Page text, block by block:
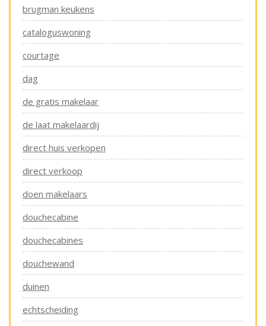
brugman keukens
cataloguswoning
courtage
dag
de gratis makelaar
de laat makelaardij
direct huis verkopen
direct verkoop
doen makelaars
douchecabine
douchecabines
douchewand
duinen
echtscheiding